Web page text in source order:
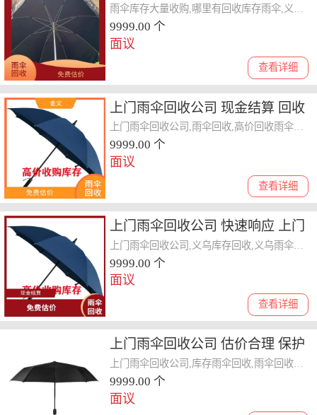
贴心
雨伞库存大量收购,哪里有回收库存雨伞,义乌雨伞库存回收公司
9999.00 个
面议
查看详细
上门雨伞回收公司 现金结算 回收
范围广
上门雨伞回收公司,雨伞回收,高价回收雨伞库存
9999.00 个
面议
查看详细
上门雨伞回收公司 快速响应 上门
评估报价
9999.00 个
面议
查看详细
上门雨伞回收公司 估价合理 保护
客户隐私
9999.00 个
面议